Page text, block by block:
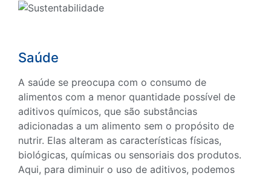
Saúde
A saúde se preocupa com o consumo de
alimentos com a menor quantidade possível de
aditivos químicos, que são substâncias
adicionadas a um alimento sem o propósito de
nutrir. Elas alteram as características físicas,
biológicas, químicas ou sensoriais dos produtos.
Aqui, para diminuir o uso de aditivos, podemos